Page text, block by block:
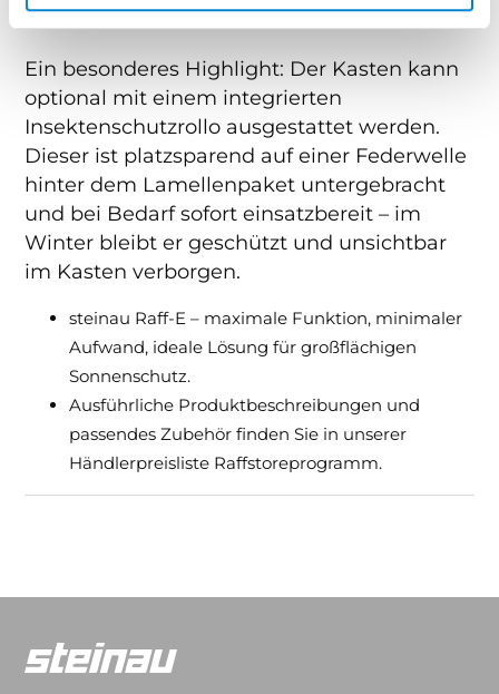
mit Kegelradgetriebe und Gelenkkurbel verfügbar.
Ein besonderes Highlight: Der Kasten kann
optional mit einem integrierten
Insektenschutzrollo ausgestattet werden.
Dieser ist platzsparend auf einer Federwelle
hinter dem Lamellenpaket untergebracht
und bei Bedarf sofort einsatzbereit – im
Winter bleibt er geschützt und unsichtbar
im Kasten verborgen.
steinau Raff-E – maximale Funktion, minimaler
Aufwand, ideale Lösung für großflächigen
Sonnenschutz.
Ausführliche Produktbeschreibungen und
passendes Zubehör finden Sie in unserer
Händlerpreisliste Raffstoreprogramm.